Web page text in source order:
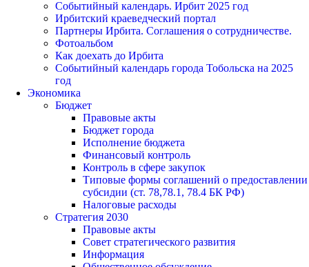
Событийный календарь. Ирбит 2025 год
Ирбитский краеведческий портал
Партнеры Ирбита. Соглашения о сотрудничестве.
Фотоальбом
Как доехать до Ирбита
Событийный календарь города Тобольска на 2025
год
Экономика
Бюджет
Правовые акты
Бюджет города
Исполнение бюджета
Финансовый контроль
Контроль в сфере закупок
Типовые формы соглашений о предоставлении
субсидии (ст. 78,78.1, 78.4 БК РФ)
Налоговые расходы
Стратегия 2030
Правовые акты
Совет стратегического развития
Информация